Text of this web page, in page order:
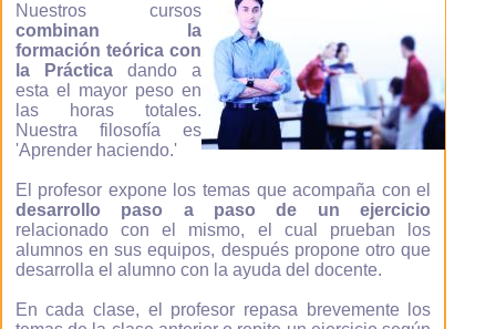
Nuestros cursos
combinan la
formación teórica con
la Prácticadando a
esta el mayor peso en
las horas totales.
Nuestra filosofía es
'Aprender haciendo.'
El profesor expone los temas que acompaña con el
desarrollo paso a paso de un ejercicio
relacionado con el mismo, el cual prueban los
alumnos en sus equipos, después propone otro que
desarrolla el alumno con la ayuda del docente.
En cada clase, el profesor repasa brevemente los